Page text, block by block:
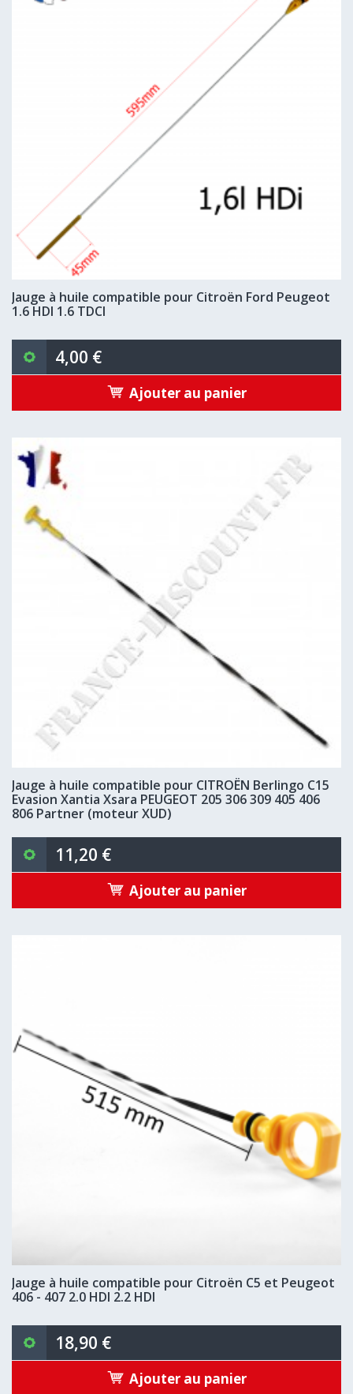
Jauge à huile compatible pour Citroën Ford Peugeot
1.6 HDI 1.6 TDCI
4,00 €
Ajouter au panier
Jauge à huile compatible pour CITROËN Berlingo C15
Evasion Xantia Xsara PEUGEOT 205 306 309 405 406
806 Partner (moteur XUD)
11,20 €
Ajouter au panier
Jauge à huile compatible pour Citroën C5 et Peugeot
406 - 407 2.0 HDI 2.2 HDI
18,90 €
Ajouter au panier